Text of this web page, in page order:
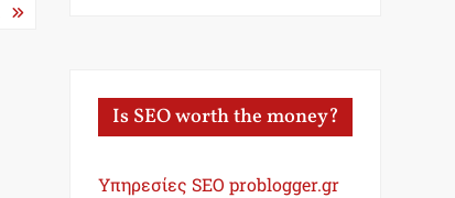
Is SEO worth the money?
Υπηρεσίες SEO problogger.gr